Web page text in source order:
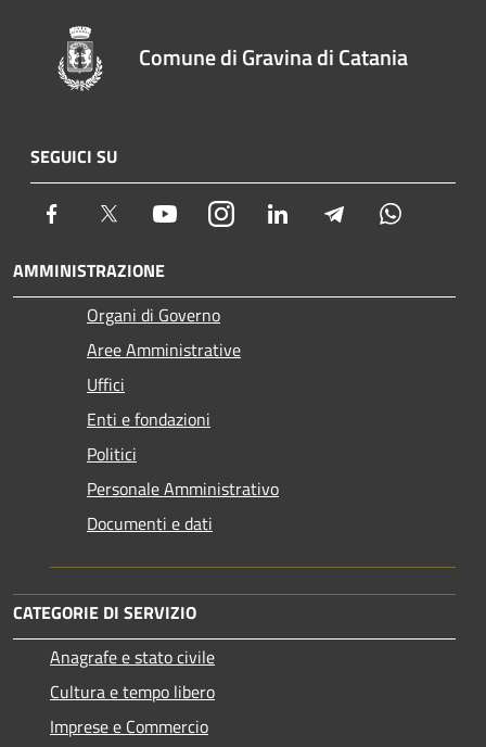
Comune di Gravina di Catania
SEGUICI SU
Facebook Twitter YoutubeInstagram LinkedIn Telegram
AMMINISTRAZIONE
Organi di Governo
Aree Amministrative
Uffici
Enti e fondazioni
Politici
Personale Amministrativo
Documenti e dati
CATEGORIE DI SERVIZIO
Anagrafe e stato civile
Cultura e tempo libero
Imprese e Commercio